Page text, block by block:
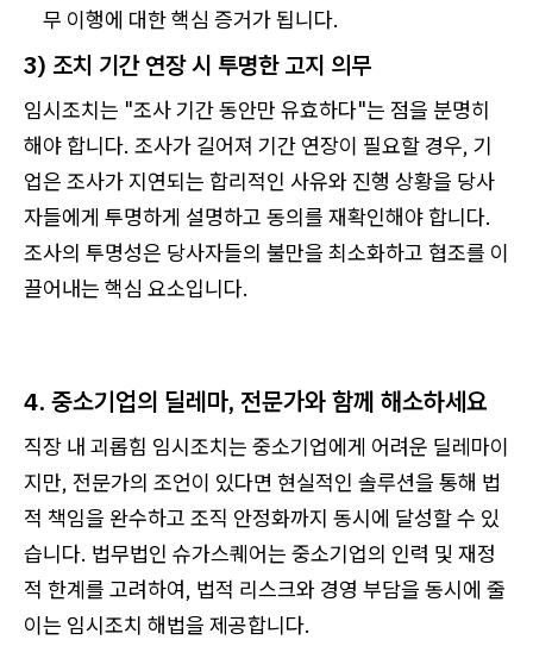
무 이행에 대한 핵심 증거가 됩니다.
3) 조치 기간 연장 시 투명한 고지 의무
임시조치는 "조사 기간 동안만 유효하다"는 점을 분명히
해야 합니다. 조사가 길어져 기간 연장이 필요할 경우, 기
업은 조사가 지연되는 합리적인 사유와 진행 상황을 당사
자들에게 투명하게 설명하고 동의를 재확인해야 합니다.
조사의 투명성은 당사자들의 불만을 최소화하고 협조를 이
끌어내는 핵심 요소입니다.
4. 중소기업의 딜레마, 전문가와 함께 해소하세요
직장 내 괴롭힘 임시조치는 중소기업에게 어려운 딜레마이
지만, 전문가의 조언이 있다면 현실적인 솔루션을 통해 법
적 책임을 완수하고 조직 안정화까지 동시에 달성할 수 있
습니다. 법무법인 슈가스퀘어는 중소기업의 인력 및 재정
적 한계를 고려하여, 법적 리스크와 경영 부담을 동시에 줄
이는 임시조치 해법을 제공합니다.